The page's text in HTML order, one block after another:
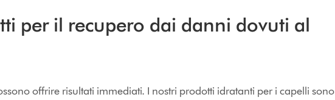
per il recupero dai danni dovuti al
offrire risultati immediati. I nostri prodotti idratanti per i capelli sono